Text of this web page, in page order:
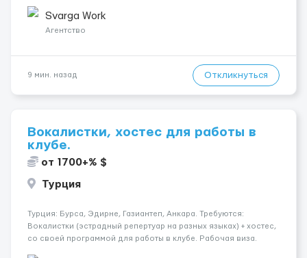
час брутто 🏠 Жильё: предоставляется БЕСПЛАТНО 📞
Контакт: +3725672...
Svarga Work
Агентство
9 мин. назад Откликнуться
Вокалистки, хостес для работы в
клубе.
от 1700+% $
Турция
Турция: Бурса, Эдирне, Газиантеп, Анкара. Требуются:
Вокалистки (эстрадный репертуар на разных языках) + хостеc,
со своей программой для работы в клубе. Рабочая виза.